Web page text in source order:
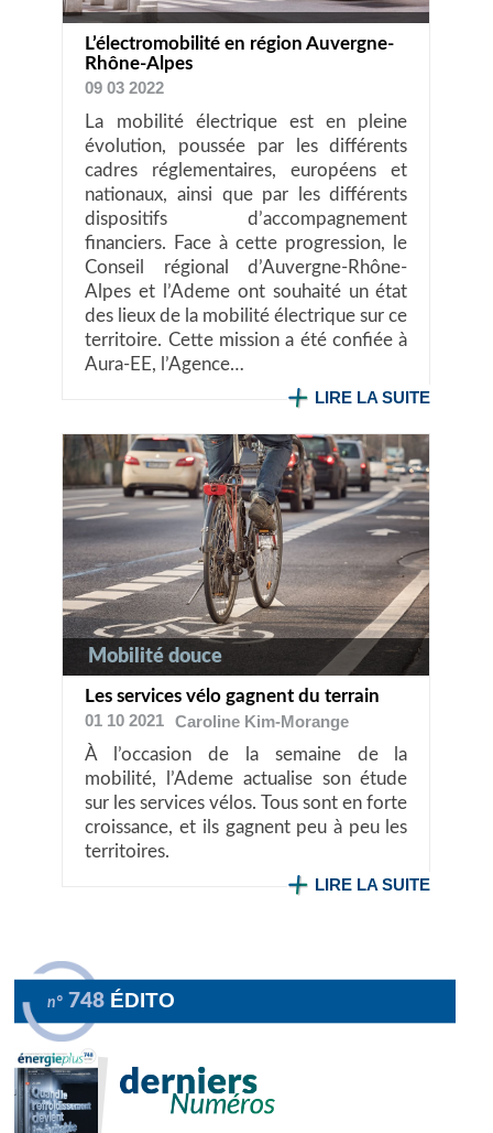
L’électromobilité en région Auvergne-
Rhône-Alpes
09 03 2022
La mobilité électrique est en pleine
évolution, poussée par les différents
cadres réglementaires, européens et
nationaux, ainsi que par les différents
dispositifs d’accompagnement
financiers. Face à cette progression, le
Conseil régional d’Auvergne-Rhône-
Alpes et l’Ademe ont souhaité un état
des lieux de la mobilité électrique sur ce
territoire. Cette mission a été confiée à
Aura-EE, l’Agence…
LIRE LA SUITE
Mobilité douce
Les services vélo gagnent du terrain
01 10 2021
Caroline Kim-Morange
À l’occasion de la semaine de la
mobilité, l’Ademe actualise son étude
sur les services vélos. Tous sont en forte
croissance, et ils gagnent peu à peu les
territoires.
LIRE LA SUITE
n° 748 ÉDITO